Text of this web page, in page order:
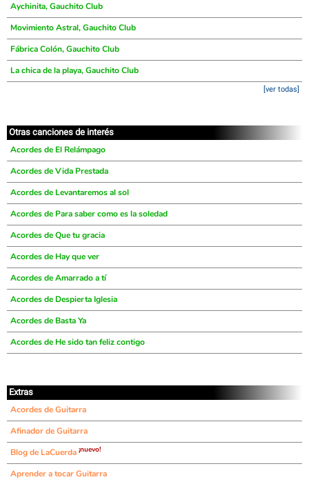
Aychinita, Gauchito Club
Movimiento Astral, Gauchito Club
Fábrica Colón, Gauchito Club
La chica de la playa, Gauchito Club
[ver todas]
Otras canciones de interés
Acordes de El Relámpago
Acordes de Vida Prestada
Acordes de Levantaremos al sol
Acordes de Para saber como es la soledad
Acordes de Que tu gracia
Acordes de Hay que ver
Acordes de Amarrado a tí
Acordes de Despierta Iglesia
Acordes de Basta Ya
Acordes de He sido tan feliz contigo
Extras
Acordes de Guitarra
Afinador de Guitarra
Blog de LaCuerda ¡nuevo!
Aprender a tocar Guitarra